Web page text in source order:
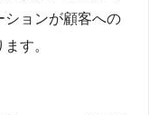
ションが顧客への
す。